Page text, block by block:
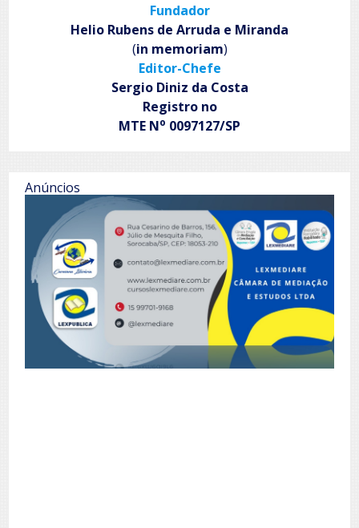
Fundador
Helio Rubens de Arruda e Miranda
(in memoriam)
Editor-Chefe
Sergio Diniz da Costa
Registro no
MTE No 0097127/SP
Anúncios